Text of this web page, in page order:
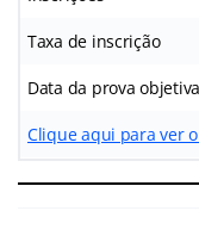
Taxa de inscrição
Data da prova objetiva
Clique aqui para ver